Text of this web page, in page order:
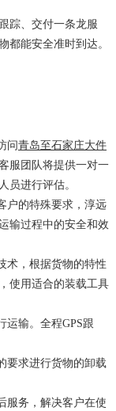
踪、交付一条龙服
都能安全准时到达。
问青岛至石家庄大件
服团队将提供一对一
员进行评估。
户的特殊要求，淳远
输过程中的安全和效
术，根据货物的特性
使用适合的装载工具
运输。全程GPS跟
要求进行货物的卸载
服务，解决客户在使